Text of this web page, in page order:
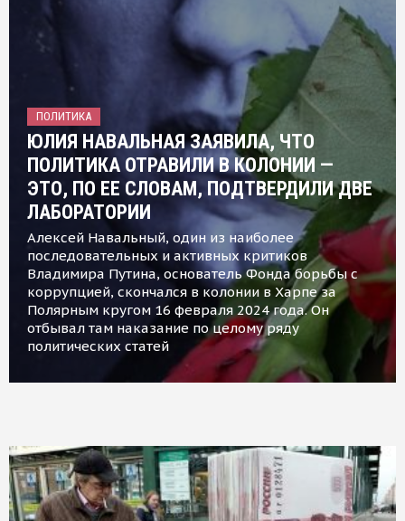
ПОЛИТИКА
ЮЛИЯ НАВАЛЬНАЯ ЗАЯВИЛА, ЧТО
ПОЛИТИКА ОТРАВИЛИ В КОЛОНИИ —
ЭТО, ПО ЕЕ СЛОВАМ, ПОДТВЕРДИЛИ ДВЕ
ЛАБОРАТОРИИ
Алексей Навальный, один из наиболее
последовательных и активных критиков
Владимира Путина, основатель Фонда борьбы с
коррупцией, скончался в колонии в Харпе за
Полярным кругом 16 февраля 2024 года. Он
отбывал там наказание по целому ряду
политических статей